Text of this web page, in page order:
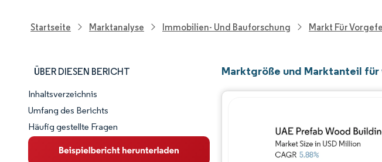
Startseite Marktanalyse Immobilien- Und Bauforschung Markt Für
ÜBER DIESEN BERICHT
Marktschnappschuss
Marktübersicht
Wichtige Markttrends
Inhaltsverzeichnis
Umfang des Berichts
Häufig gestellte Fragen
Marktgröße und Marktanteil